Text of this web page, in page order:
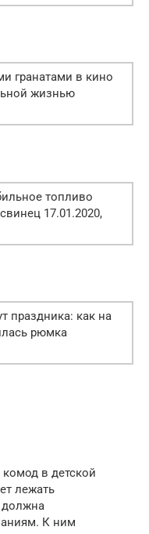
гранатами в кино
жизнью
топливо
17.01.2020,
праздника: как на
рюмка
комод в детской
лежать
К ним